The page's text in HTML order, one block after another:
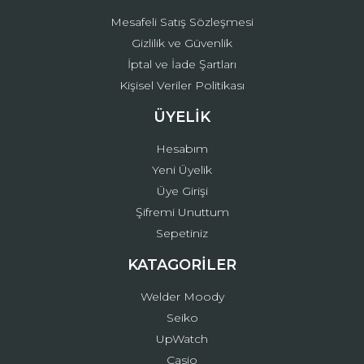
Mesafeli Satış Sözleşmesi
Gizlilik ve Güvenlik
İptal ve İade Şartları
Kişisel Veriler Politikası
ÜYELİK
Hesabım
Yeni Üyelik
Üye Girişi
Şifremi Unuttum
Sepetiniz
KATAGORİLER
Welder Moody
Seiko
UpWatch
Casio